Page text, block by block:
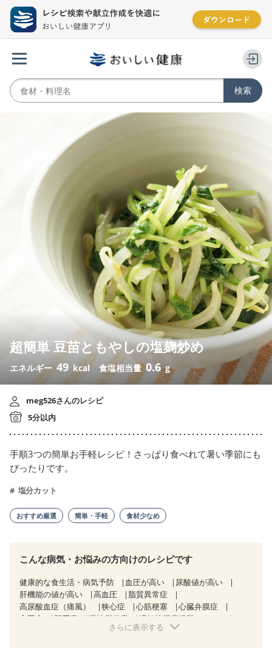
超簡単 豆苗ともやしの塩麹炒め
エネルギー 49 kcal 食塩相当量0.6 g
meg526さんのレシピ
5分以内
手順3つの簡単お手軽レシピ！さっぱり食べれて暑い季節にも
ぴったりです。
塩分カット
おすすめ厳選 簡単・手軽 食材少なめ
こんな病気・お悩みの方向けのレシピです
健康的な食生活・病気予防 血圧が高い
尿酸値が高い
肝機能の値が高い
高血圧
脂質異常症
高尿酸血症（痛風）
狭心症 心筋梗塞
心臓弁膜症
心不全
胆石症 慢性便秘症
過敏性腸症候群（IBS）
CKD（ステージ３a）
さらに表示する